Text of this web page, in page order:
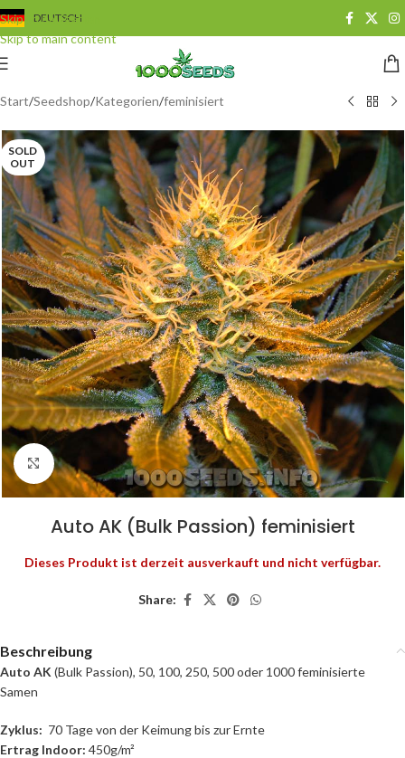
Skip to navigation
Skip to main content
DEUTSCH
Start/Seedshop/Kategorien/feminisiert
SOLD
OUT
Click to enlarge
Auto AK (Bulk Passion) feminisiert
Dieses Produkt ist derzeit ausverkauft und nicht verfügbar.
Share:
Beschreibung
Auto AK (Bulk Passion), 50, 100, 250, 500 oder 1000 feminisierte
Samen
Zyklus: 70 Tage von der Keimung bis zur Ernte
Ertrag Indoor: 450g/m²